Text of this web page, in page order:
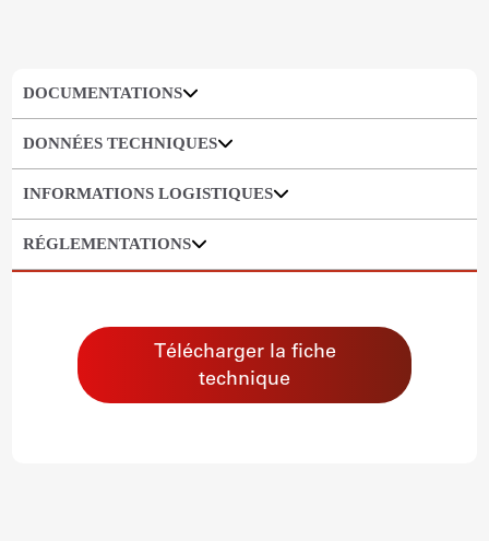
DOCUMENTATIONS
DONNÉES TECHNIQUES
INFORMATIONS LOGISTIQUES
RÉGLEMENTATIONS
Télécharger la fiche
technique